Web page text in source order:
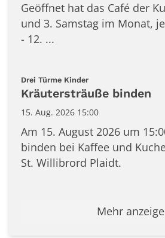
Geöffnet hat das Café der
und 3. Samstag im Monat,
- 12. ...
Drei Türme Kinder:
Kräutersträuße binden
15. Aug. 2026 15:00
Am 15. August 2026 um
binden bei Kaffee und
St. Willibrord Plaidt.
Mehr